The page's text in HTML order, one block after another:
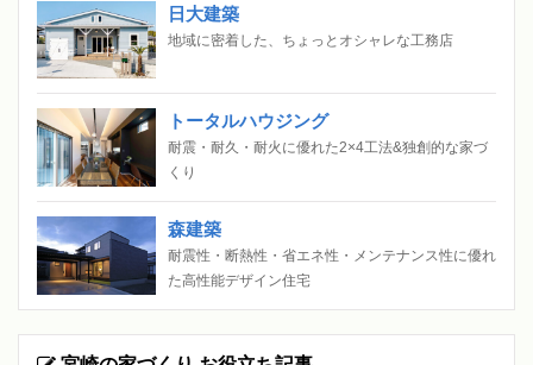
日大建築
地域に密着した、ちょっとオシャレな工務店
トータルハウジング
耐震・耐久・耐火に優れた2×4工法&独創的な家づ
くり
森建築
耐震性・断熱性・省エネ性・メンテナンス性に優れ
た高性能デザイン住宅